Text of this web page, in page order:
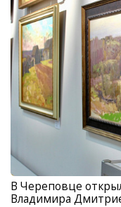
В Череповце
Владимира